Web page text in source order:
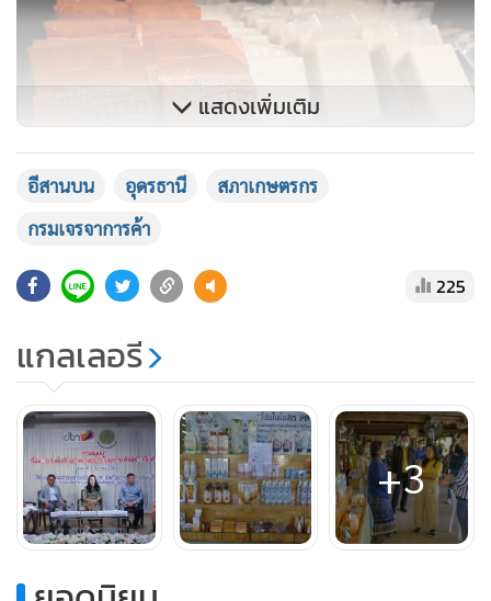
แสดงเพิ่มเติม
อีสานบน อุดรธานี
สภาเกษตรกร
กรมเจรจาการค้า
225
แกลเลอรี
+3